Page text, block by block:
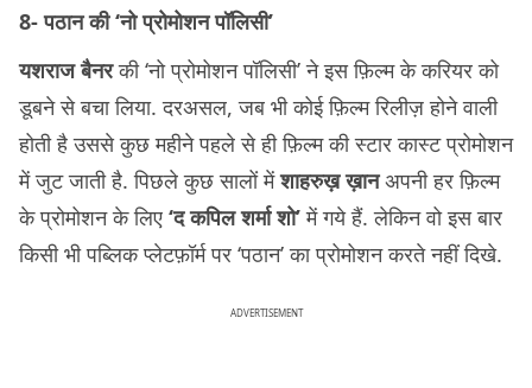
8- पठान की ‘नो प्रोमोशन पॉलिसी’
यशराज बैनरकी ‘नो प्रोमोशन पॉलिसी’ ने इस फ़िल्म के करियर को
डूबने से बचा लिया. दरअसल, जब भी कोई फ़िल्म रिलीज़ होने वाली
होती है उससे कुछ महीने पहले से ही फ़िल्म की स्टार कास्ट प्रोमोशन
में जुट जाती है. पिछले कुछ सालों मेंशाहरुख़ ख़ानअपनी हर फ़िल्म
के प्रोमोशन के लिए ‘द कपिल शर्मा शो’में गये हैं. लेकिन वो इस बार
किसी भी पब्लिक प्लेटफ़ॉर्म पर ‘पठान’ का प्रोमोशन करते नहीं दिखे.
ADVERTISEMENT